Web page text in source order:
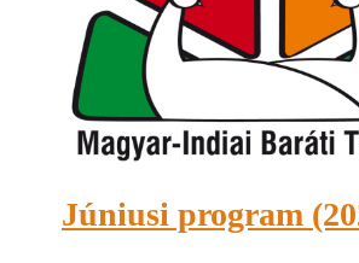
Júniusi program